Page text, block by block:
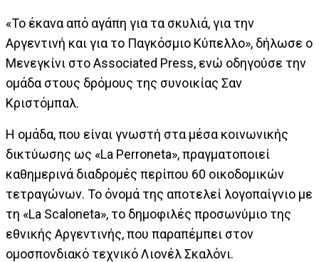
«Το έκανα από αγάπη για τα σκυλιά, για την
Αργεντινή και για το Παγκόσμιο Κύπελλο», δήλωσε ο
Μενεγκίνι στο Associated Press, ενώ οδηγούσε την
ομάδα στους δρόμους της συνοικίας Σαν
Κριστόμπαλ.
Η ομάδα, που είναι γνωστή στα μέσα κοινωνικής
δικτύωσης ως «La Perroneta», πραγματοποιεί
καθημερινά διαδρομές περίπου 60 οικοδομικών
τετραγώνων. Το όνομά της αποτελεί λογοπαίγνιο με
τη «La Scaloneta», το δημοφιλές προσωνύμιο της
εθνικής Αργεντινής, που παραπέμπει στον
ομοσπονδιακό τεχνικό Λιονέλ Σκαλόνι.